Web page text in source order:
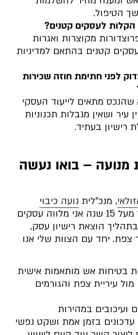
הטיפול.
הקלות לעסקים קטנים?
מקוצרות ואגרות
קטנים בהתאם למדיניות
לפני חתימת חוזה שכירות
שהנכס מתאים לייעוד העסקי
עיר ושאין מגבלות תכנוניות
רישיון בעתיד.
מנועה – בואו נעשה
, מנכ”לית נועה כיבוי
בע”מ. כבר מעל 15 שנה אני מלווה עסקים
הוצאת רישיון עסק,
צפת. יחד עם הצוות שלי אנו
בטיחות אש מותאמות אישית
מול עיריית צפת והגורמים
ועיכובים במהירות
עדכונים בזמן אמת ושקט נפשי